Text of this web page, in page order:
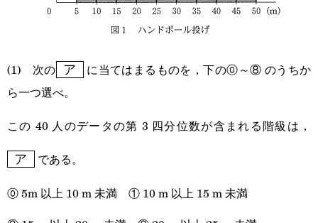
(1) 次の\boxed{\text{
ア
に当てはまるものを，下の⓪～⑧ のうちか
ら一つ選べ。
この 40 人のデータの第 3 四分位数が含まれる階級は，
ア である。
⓪ 5m 以上 10 m 未満 ① 10 m 以上 15 m 未満